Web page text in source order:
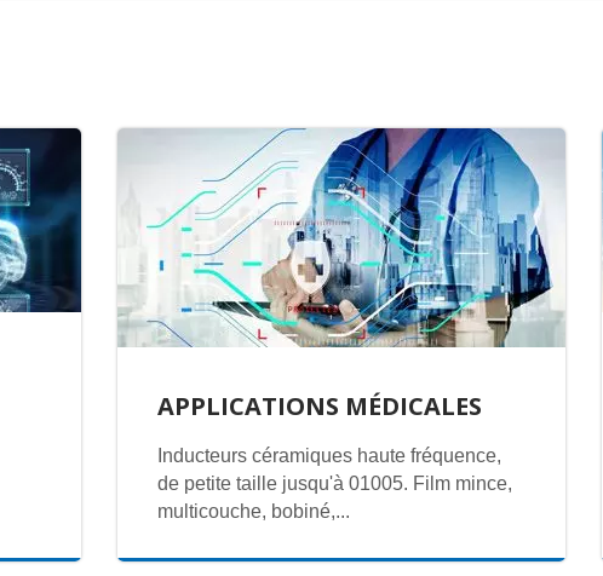
APPLICATIONS MÉDICALES
Inducteurs céramiques haute fréquence,
de petite taille jusqu'à 01005. Film mince,
multicouche, bobiné,...